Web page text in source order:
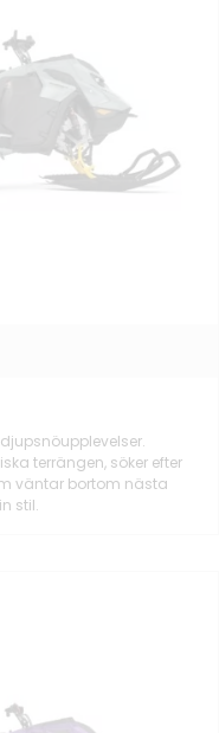
terrängen, söker efter
väntar bortom nästa
stil.